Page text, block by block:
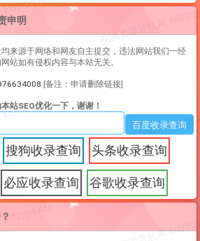
申明
来源于网络和网友自主提交，违法网站我们一经
站如有侵权内容与本站无关。
[备注：申请删除链接]
站SEO优化一下，谢谢！
搜狗收录查询 头条收录查询
必应收录查询 谷歌收录查询